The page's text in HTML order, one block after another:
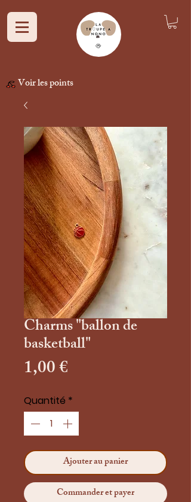
Voir les points
Charms "ballon de
basketball"
1,00 €
Quantité *
Ajouter au panier
Commander et payer